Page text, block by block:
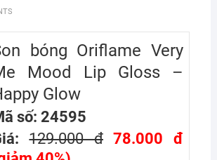
bóng Oriflame Very
Mood Lip Gloss –
Glow
số: 24595
129.000 đ78.000 đ